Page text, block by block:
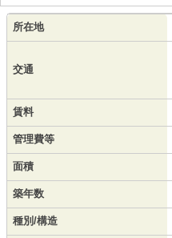
所在地
交通
賃料
管理費等
面積
築年数
種別/構造